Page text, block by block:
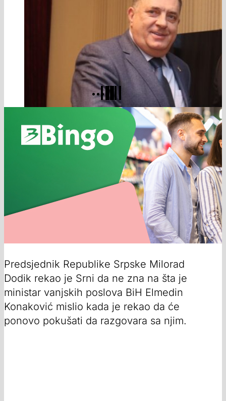
Predsjednik Republike Srpske Milorad
Dodik rekao je Srni da ne zna na šta je
ministar vanjskih poslova BiH Elmedin
Konaković mislio kada je rekao da će
ponovo pokušati da razgovara sa njim.